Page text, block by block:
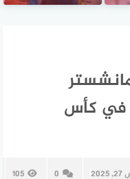
في كأس
0
105